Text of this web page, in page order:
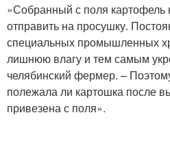
«Собранный с поля картофель
отправить на просушку.
специальных промышленных
лишнюю влагу и тем самым
челябинский фермер. –
полежала ли картошка после
привезена с поля».